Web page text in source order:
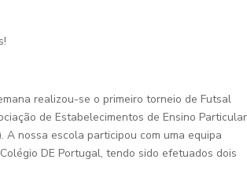
realizou-se o primeiro torneio de Futsal
de Estabelecimentos de Ensino Particular
A nossa escola participou com uma equipa
DE Portugal, tendo sido efetuados dois